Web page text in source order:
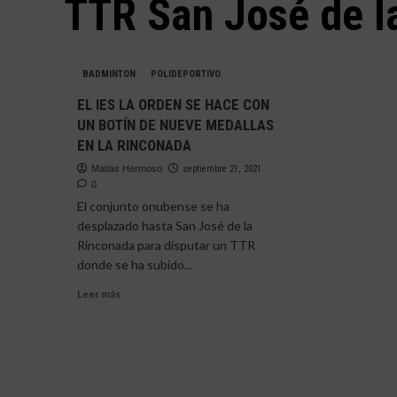
TTR San José de
BADMINTON POLIDEPORTIVO
EL IES LA ORDEN SE HACE CON
UN BOTÍN DE NUEVE MEDALLAS
EN LA RINCONADA
Matias Hermoso septiembre 21, 2021
0
El conjunto onubense se ha
desplazado hasta San José de la
Rinconada para disputar un TTR
donde se ha subido...
Leer más